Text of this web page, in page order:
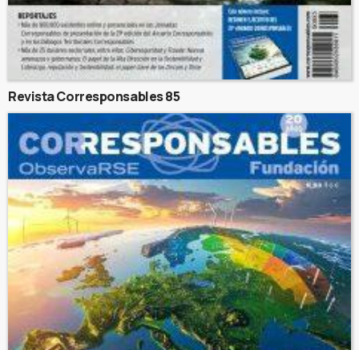
Revista Corresponsables 85